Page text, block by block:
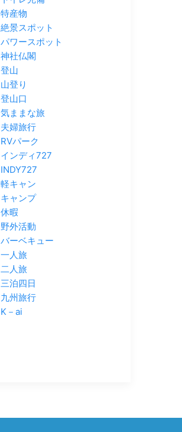
特産物
絶景スポット
パワースポット
神社仏閣
登山
山登り
登山口
気ままな旅
夫婦旅行
RVパーク
インディ727
INDY727
軽キャン
キャンプ
休暇
野外活動
バーベキュー
一人旅
二人旅
三泊四日
九州旅行
K－ai